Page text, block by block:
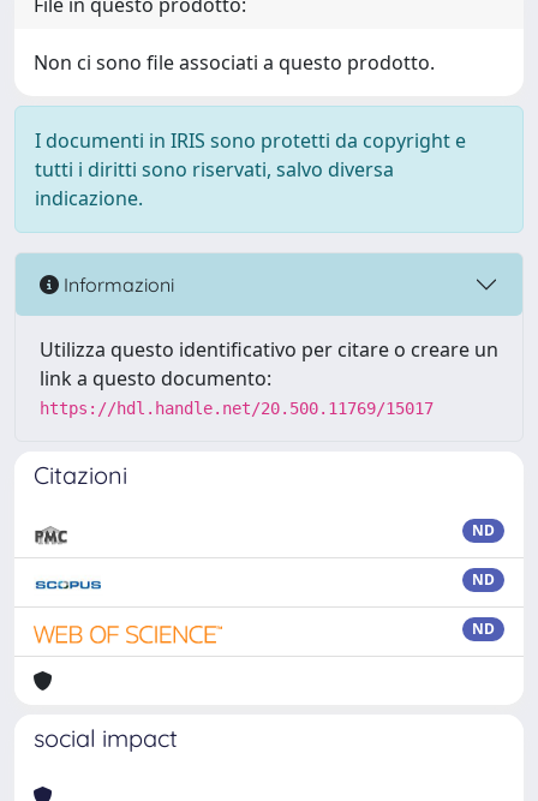
Non ci sono file associati a questo prodotto.
I documenti in IRIS sono protetti da copyright e
tutti i diritti sono riservati, salvo diversa
indicazione.
Informazioni
Utilizza questo identificativo per citare o creare un
link a questo documento:
https://hdl.handle.net/20.500.11769/15017
Citazioni
ND
ND
ND
social impact